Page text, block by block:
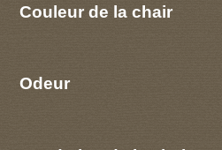
Couleur de la chair
Odeur